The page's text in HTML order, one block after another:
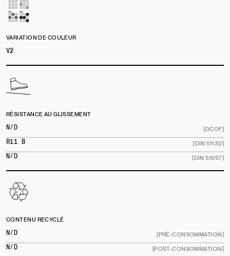
VARIATION DE COULEUR
V2
RÉSISTANCE AU GLISSEMENT
N/D
[DCOF]
R11 B
[DIN 51130]
N/D
[DIN 51097]
CONTENU RECYCLÉ
N/D
[PRÉ-CONSOMMATION]
N/D
[POST-CONSOMMATION]